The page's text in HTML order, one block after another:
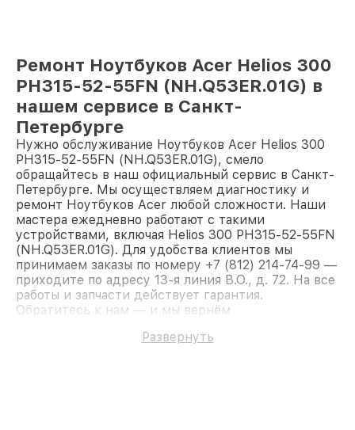
Ремонт Ноутбуков Acer Helios 300
PH315-52-55FN (NH.Q53ER.01G) в
нашем сервисе в Санкт-
Петербурге
Нужно обслуживание Ноутбуков Acer Helios 300
PH315-52-55FN (NH.Q53ER.01G), смело
обращайтесь в наш официальный сервис в Санкт-
Петербурге. Мы осуществляем диагностику и
ремонт Ноутбуков Acer любой сложности. Наши
мастера ежедневно работают с такими
устройствами, включая Helios 300 PH315-52-55FN
(NH.Q53ER.01G). Для удобства клиентов мы
принимаем заказы по номеру +7 (812) 214-74-99 —
приходите по адресу 13-я линия В.О., д. 72. На все
работы и запчасти действует гарантия.
Обратитесь к нам — и мы вернём
Развернуть